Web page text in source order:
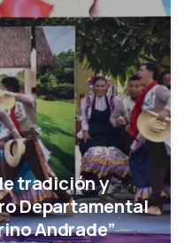
tradición y
Departamental
Andrade”